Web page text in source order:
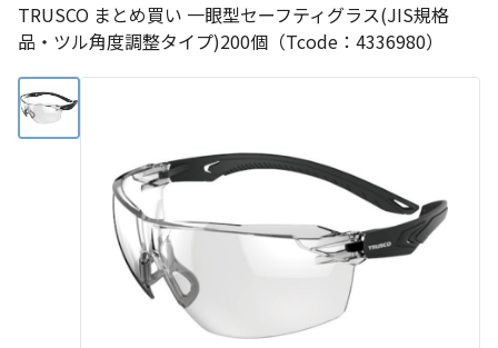
TRUSCO まとめ買い 一眼型セーフティグラス(JIS規格
品・ツル角度調整タイプ)200個（Tcode：4336980）